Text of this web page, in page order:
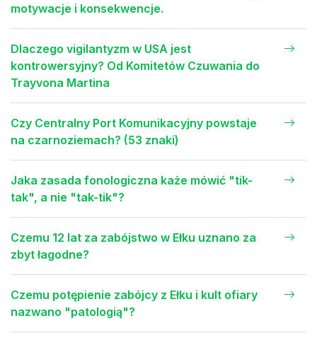
motywacje i konsekwencje.
Dlaczego vigilantyzm w USA jest
kontrowersyjny? Od Komitetów Czuwania do
Trayvona Martina
Czy Centralny Port Komunikacyjny powstaje
na czarnoziemach? (53 znaki)
Jaka zasada fonologiczna każe mówić "tik-
tak", a nie "tak-tik"?
Czemu 12 lat za zabójstwo w Ełku uznano za
zbyt łagodne?
Czemu potępienie zabójcy z Ełku i kult ofiary
nazwano "patologią"?